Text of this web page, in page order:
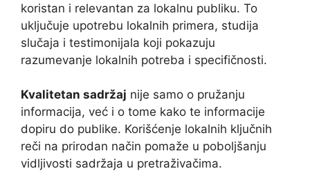
koristan i relevantan za lokalnu publiku. To
uključuje upotrebu lokalnih primera, studija
slučaja i testimonijala koji pokazuju
razumevanje lokalnih potreba i specifičnosti.
Kvalitetan sadržaj nije samo o pružanju
informacija, već i o tome kako te informacije
dopiru do publike. Korišćenje lokalnih ključnih
reči na prirodan način pomaže u poboljšanju
vidljivosti sadržaja u pretraživačima.